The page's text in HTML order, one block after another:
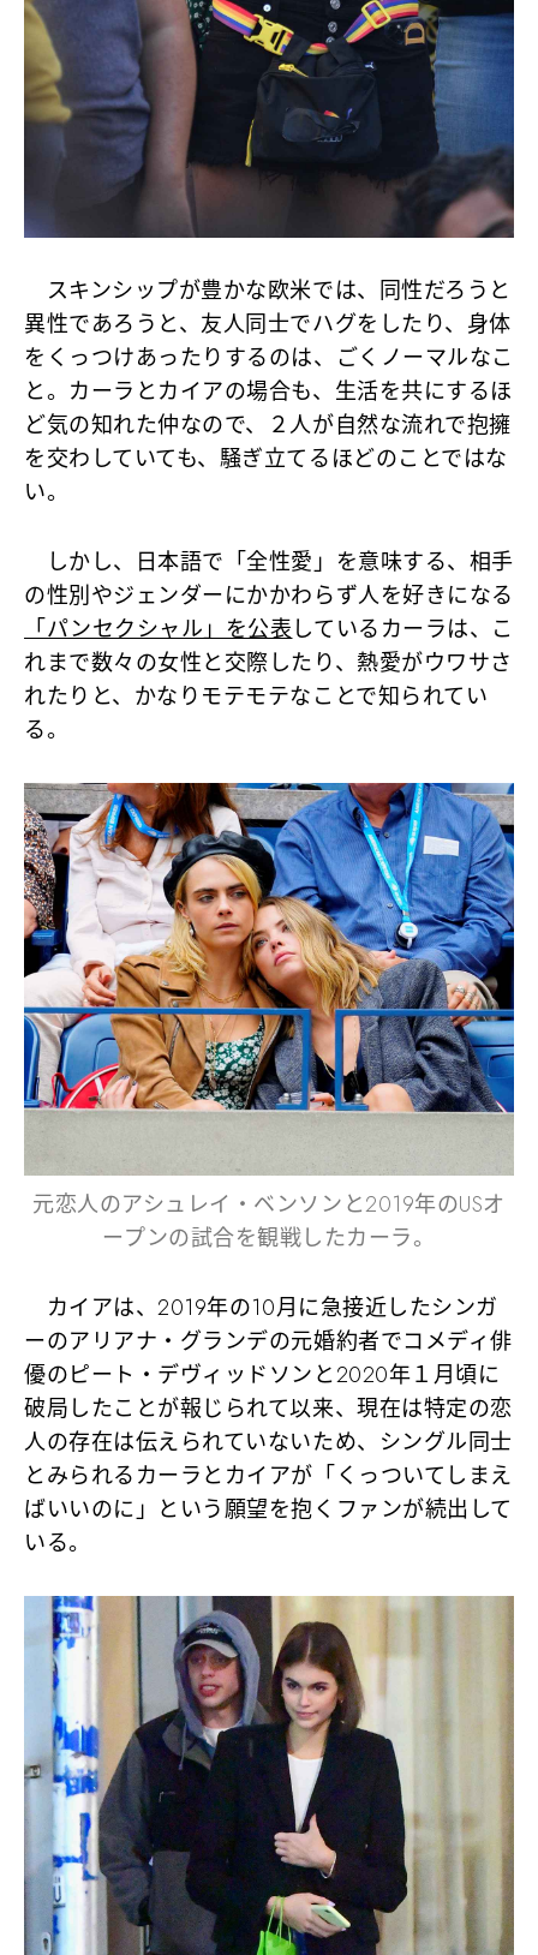
スキンシップが豊かな欧米では、同性だろうと
異性であろうと、友人同士でハグをしたり、身体
をくっつけあったりするのは、ごくノーマルなこ
と。カーラとカイアの場合も、生活を共にするほ
ど気の知れた仲なので、２人が自然な流れで抱擁
を交わしていても、騒ぎ立てるほどのことではな
い。
しかし、日本語で「全性愛」を意味する、相手
の性別やジェンダーにかかわらず人を好きになる
「パンセクシャル」を公表しているカーラは、こ
れまで数々の女性と交際したり、熱愛がウワサさ
れたりと、かなりモテモテなことで知られてい
る。
元恋人のアシュレイ・ベンソンと2019年のUSオ
ープンの試合を観戦したカーラ。
カイアは、2019年の10月に急接近したシンガ
ーのアリアナ・グランデの元婚約者でコメディ俳
優のピート・デヴィッドソンと2020年１月頃に
破局したことが報じられて以来、現在は特定の恋
人の存在は伝えられていないため、シングル同士
とみられるカーラとカイアが「くっついてしまえ
ばいいのに」という願望を抱くファンが続出して
いる。